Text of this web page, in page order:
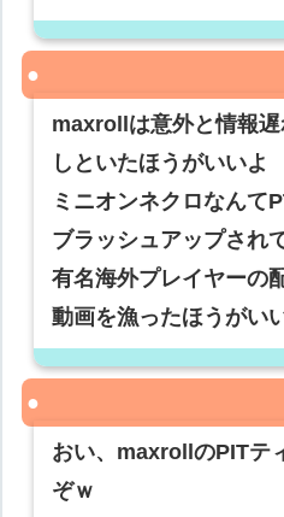
maxrollは意外と情報
しといたほうがいいよ
ミニオンネクロなんて
ブラッシュアップされ
有名海外プレイヤーの
動画を漁ったほうがい
おい、maxrollのPITテ
ぞｗ